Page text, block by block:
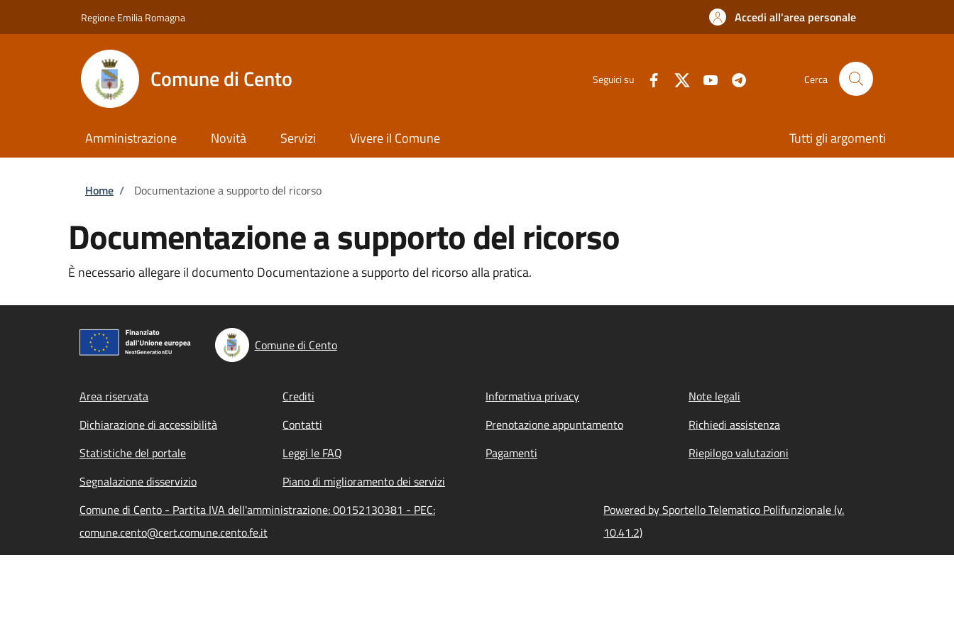
Regione Emilia Romagna Accedi all'area personale
Comune di Cento Seguici su Cerca
Amministrazione Novità Servizi Vivere il Comune Tutti gli argomenti
Briciole di pane
Home / Documentazione a supporto del ricorso
Documentazione a supporto del ricorso
È necessario allegare il documento Documentazione a supporto del ricorso alla pratica.
Comune di Cento
Footer menu
Area riservata Crediti Informativa privacy
Note legali
Dichiarazione di accessibilità
Contatti Prenotazione appuntamento
Richiedi assistenza
Statistiche del portale
Leggi le FAQ Pagamenti
Riepilogo valutazioni
Segnalazione disservizio
Piano di miglioramento dei servizi
Comune di Cento - Partita IVA dell'amministrazione: 00152130381 - PEC:
comune.cento@cert.comune.cento.fe.it
Powered by Sportello Telematico Polifunzionale (v.
10.41.2)